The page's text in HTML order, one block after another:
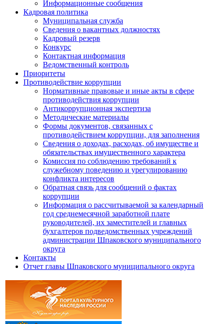
Информационные сообщения
Кадровая политика
Муниципальная служба
Сведения о вакантных должностях
Кадровый резерв
Конкурс
Контактная информация
Ведомственный контроль
Приоритеты
Противодействие коррупции
Нормативные правовые и иные акты в сфере
противодействия коррупции
Антикоррупционная экспертиза
Методические материалы
Формы документов, связанных с
противодействием коррупции, для заполнения
Сведения о доходах, расходах, об имуществе и
обязательствах имущественного характера
Комиссия по соблюдению требований к
служебному поведению и урегулированию
конфликта интересов
Обратная связь для сообщений о фактах
коррупции
Информация о рассчитываемой за календарный
год среднемесячной заработной плате
руководителей, их заместителей и главных
бухгалтеров подведомственных учреждений
администрации Шпаковского муниципального
округа
Контакты
Отчет главы Шпаковского муниципального округа